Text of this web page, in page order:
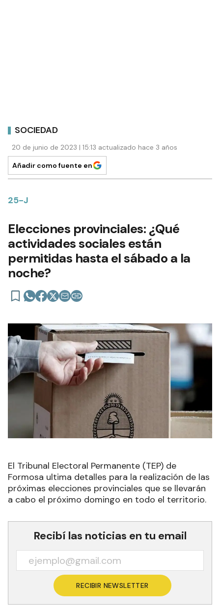
SOCIEDAD
20 de junio de 2023 | 15:13 actualizado hace 3 años
Añadir como fuente en
25-J
Elecciones provinciales: ¿Qué
actividades sociales están
permitidas hasta el sábado a la
noche?
El Tribunal Electoral Permanente (TEP) de
Formosa ultima detalles para la realización de las
próximas elecciones provinciales que se llevarán
a cabo el próximo domingo en todo el territorio.
Recibí las noticias en tu email
RECIBIR NEWSLETTER